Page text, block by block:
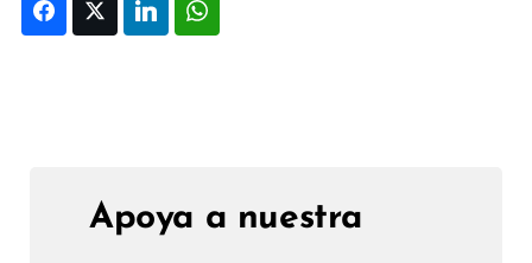
FacebookTwitter LinkedIn
Apoya a nuestra